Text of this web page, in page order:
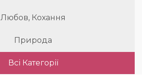
Любов, Кохання
Природа
Всі Категорії